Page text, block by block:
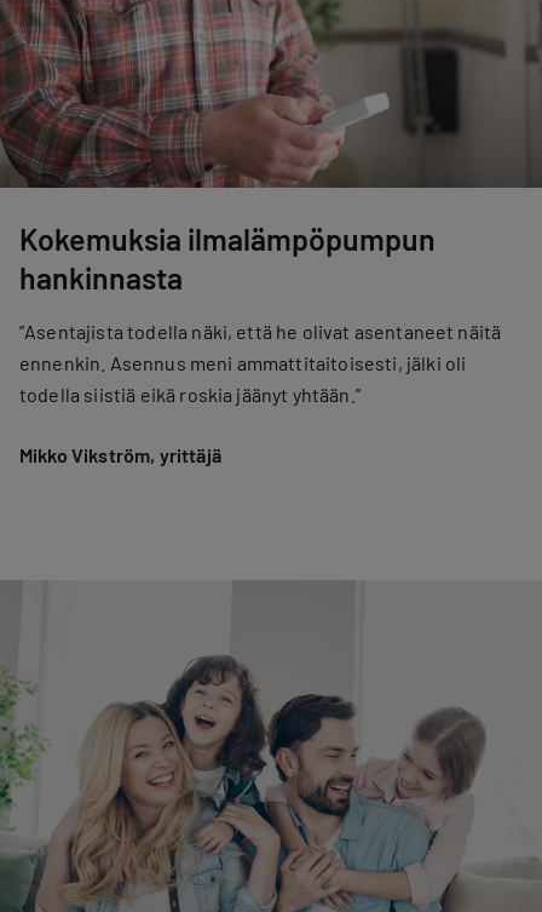
Kokemuksia ilmalämpöpumpun
hankinnasta
”Asentajista todella näki, että he olivat asentaneet näitä
ennenkin. Asennus meni ammattitaitoisesti, jälki oli
todella siistiä eikä roskia jäänyt yhtään.”
Mikko Vikström, yrittäjä